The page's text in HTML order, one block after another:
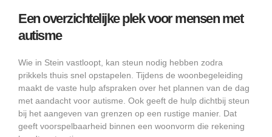
Een overzichtelijke plek voor mensen met
autisme
Wie in Stein vastloopt, kan steun nodig hebben zodra
prikkels thuis snel opstapelen. Tijdens de woonbegeleiding
maakt de vaste hulp afspraken over het plannen van de dag
met aandacht voor autisme. Ook geeft de hulp dichtbij steun
bij het aangeven van grenzen op een rustige manier. Dat
geeft voorspelbaarheid binnen een woonvorm die rekening